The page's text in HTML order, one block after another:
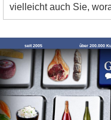
vielleicht auch Sie,
seit 2005 über 200.000